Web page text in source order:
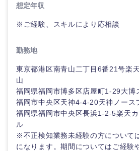
想定年収
※ご経験、スキルにより応相談
勤務地
東京都港区南青山二丁目6番21号楽
山
福岡県福岡市博多区店屋町1-29大博
福岡市中央区天神4-4-20天神ノース
福岡県福岡市中央区長浜1-2-5楽天
ル
※不正検知業務未経験の方について
になります。期間についてはご経験